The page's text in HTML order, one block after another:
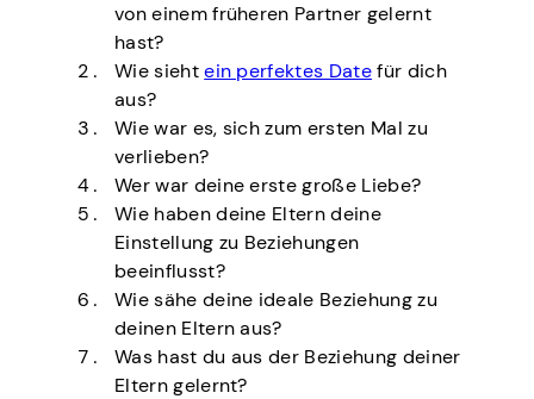
von einem früheren Partner gelernt
hast?
Wie siehtein perfektes Datefür dich
aus?
Wie war es, sich zum ersten Mal zu
verlieben?
Wer war deine erste große Liebe?
Wie haben deine Eltern deine
Einstellung zu Beziehungen
beeinflusst?
Wie sähe deine ideale Beziehung zu
deinen Eltern aus?
Was hast du aus der Beziehung deiner
Eltern gelernt?